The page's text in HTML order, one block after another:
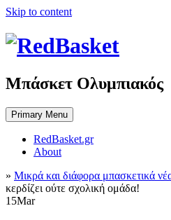
Skip to content
Μπάσκετ Ολυμπιακός
Primary Menu
RedBasket.gr
About
» Μικρά και διάφορα μπασκετικά
κερδίζει ούτε σχολική ομάδα!
15Mar